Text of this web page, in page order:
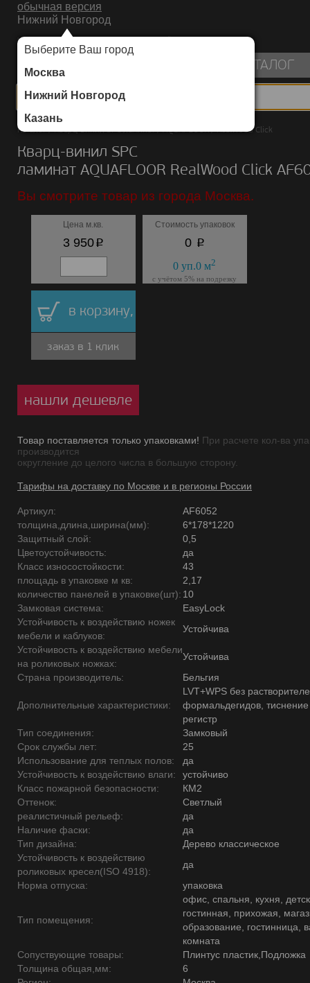
обычная версия
Нижний Новгород
Выберите Ваш город
Москва
Нижний Новгород
Казань
ИНТЕРНЕТ-МАГАЗИН НАПОЛЬНЫХ ПОКРЫТИЙ
КАТАЛОГ
Каталог/Кварц-винил SPC ламинат/AQUAFLOOR/RealWood Click
Кварц-винил SPC
ламинат AQUAFLOOR RealWood Click
Вы смотрите товар из города Москва.
Цена м.кв.
3 950p
Стоимость упаковок
0 p
0 уп.0 м2
с учётом 5% на подрезку
в корзину,
заказ в 1 клик
нашли дешевле
Товар поставляется только упаковками! При расчете кол-ва
производится
округление до целого числа в большую сторону.
Тарифы на доставку по Москве и в регионы России
Артикул:
AF6052
толщина,длина,ширина(мм):
6*178*1220
Защитный слой:
0,5
Цветоустойчивость:
да
Класс износостойкости:
43
площадь в упаковке м кв:
2,17
количество панелей в упаковке(шт): 10
Замковая система:
EasyLock
Устойчивость к воздействию ножек
мебели и каблуков:
Устойчива
Устойчивость к воздействию мебели
на роликовых ножках:
Устойчива
Страна производитель:
Бельгия
Дополнительные характеристики:
LVT+WPS без
формальдегидов, тиснение
регистр
Тип соединения:
Замковый
Срок службы лет:
25
Использование для теплых полов:
да
Устойчивость к воздействию влаги:
устойчиво
Класс пожарной безопасности:
КМ2
Оттенок:
Светлый
реалистичный рельеф:
да
Наличие фаски:
да
Тип дизайна:
Дерево классическое
Устойчивость к воздействию
роликовых кресел(ISO 4918):
да
Норма отпуска:
упаковка
Тип помещения:
офис, спальня, кухня,
гостинная, прихожая,
образование, гостинница,
комната
Сопуствующие товары:
Плинтус пластик,Подложка
Толщина общая,мм:
6